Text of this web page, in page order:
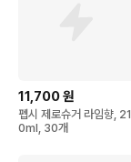
11,700원
펩시 제로슈거 라임향, 21
0ml, 30개